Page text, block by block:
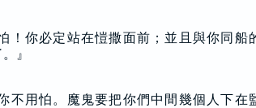
！你必定站在愷撒面前；並且與你同船
』
不用怕。魔鬼要把你們中間幾個人下在